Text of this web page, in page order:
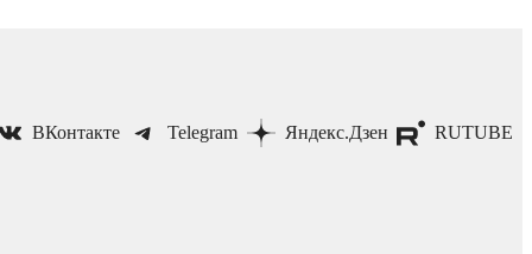
ВКонтакте Telegram Яндекс.Дзен RUTUBE